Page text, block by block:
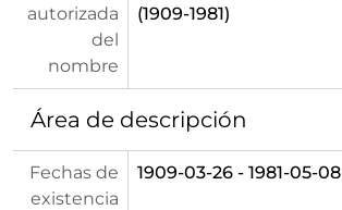
autorizada
del
nombre
(1909-1981)
Área de descripción
Fechas de
existencia
1909-03-26 - 1981-05-08